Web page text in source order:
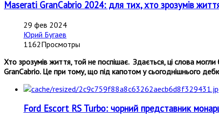
Maserati GranCabrio 2024: для тих, хто зрозумів
29 фев 2024
Юрий Бугаев
1162Просмотры
Хто зрозумів життя, той не поспішає. Здається, ці слова
GranCabrio. Це при тому, що під капотом у сьогоднішнього
Ford Escort RS Turbo: чорний представник